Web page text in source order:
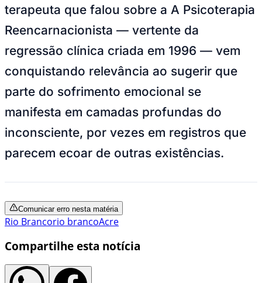
terapeuta que falou sobre a A Psicoterapia
Reencarnacionista — vertente da
regressão clínica criada em 1996 — vem
conquistando relevância ao sugerir que
parte do sofrimento emocional se
manifesta em camadas profundas do
inconsciente, por vezes em registros que
parecem ecoar de outras existências.
Comunicar erro nesta matéria
Rio Brancorio brancoAcre
Compartilhe esta notícia